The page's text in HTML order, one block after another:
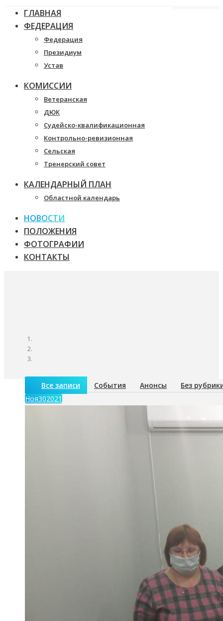
ГЛАВНАЯ
ФЕДЕРАЦИЯ
Федерация
Президиум
Устав
КОМИССИИ
Ветеранская
ДЮК
Судейско-квалификационная
Контрольно-ревизионная
Сельская
Тренерский совет
КАЛЕНДАРНЫЙ ПЛАН
Областной календарь
НОВОСТИ
ПОЛОЖЕНИЯ
ФОТОГРАФИИ
КОНТАКТЫ
Все записи События Анонсы
Без
Ноя302021